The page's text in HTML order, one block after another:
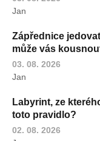
Jan
Zápřednice
může vás
03. 08. 2026
Jan
Labyrint, ze
toto pravidlo?
02. 08. 2026